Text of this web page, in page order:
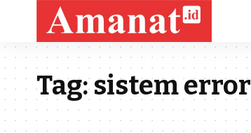
Tag:sistem error